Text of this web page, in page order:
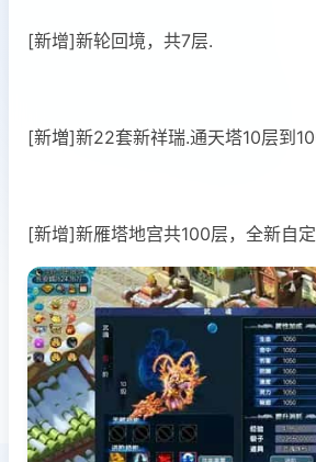
[新增]新轮回境，共7层.
[新増]新22套新祥瑞.通天塔10层到
[新增]新雁塔地宫共100层，全新自定